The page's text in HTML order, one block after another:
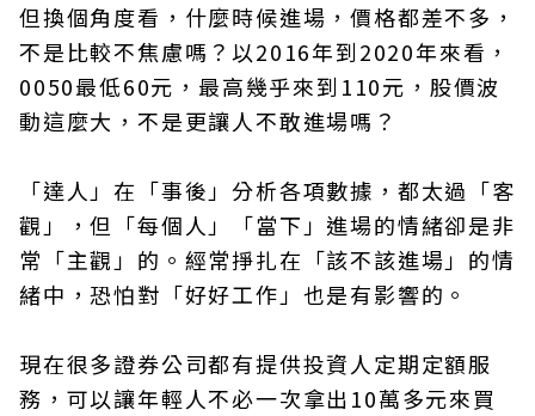
但換個角度看，什麼時候進場，價格都差不多，
不是比較不焦慮嗎？以2016年到2020年來看，
0050最低60元，最高幾乎來到110元，股價波
動這麼大，不是更讓人不敢進場嗎？
「達人」在「事後」分析各項數據，都太過「客
觀」，但「每個人」「當下」進場的情緒卻是非
常「主觀」的。經常掙扎在「該不該進場」的情
緒中，恐怕對「好好工作」也是有影響的。
現在很多證券公司都有提供投資人定期定額服
務，可以讓年輕人不必一次拿出10萬多元來買